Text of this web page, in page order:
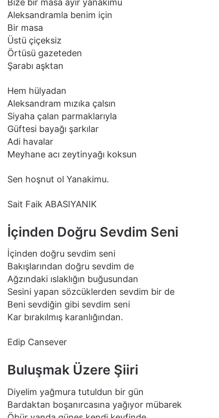
Aleksandramla benim için
Bir masa
Üstü çiçeksiz
Örtüsü gazeteden
Şarabı aşktan
Hem hülyadan
Aleksandram mızıka çalsın
Siyaha çalan parmaklarıyla
Güftesi bayağı şarkılar
Adi havalar
Meyhane acı zeytinyağı koksun
Sen hoşnut ol Yanakimu.
Sait Faik ABASIYANIK
İçinden Doğru Sevdim Seni
İçinden doğru sevdim seni
Bakışlarından doğru sevdim de
Ağzındaki ıslaklığın buğusundan
Sesini yapan sözcüklerden sevdim bir de
Beni sevdiğin gibi sevdim seni
Kar bırakılmış karanlığından.
Edip Cansever
Buluşmak Üzere Şiiri
Diyelim yağmura tutuldun bir gün
Bardaktan boşanırcasına yağıyor mübarek